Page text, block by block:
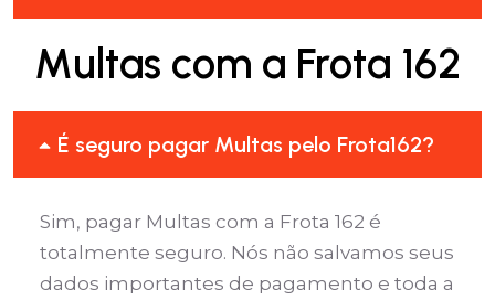
Multas com a Frota 162
É seguro pagar Multas pelo Frota162?
Sim, pagar Multas com a Frota 162 é
totalmente seguro. Nós não salvamos seus
dados importantes de pagamento e toda a